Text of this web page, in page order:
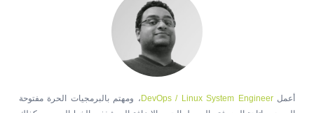
أعملDevOps / Linux System Engineer، ومهتم بالبرمجيات الحرة مفتوحة